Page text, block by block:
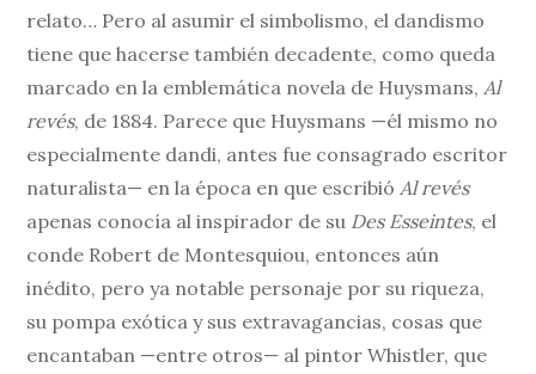
relato… Pero al asumir el simbolismo, el dandismo
tiene que hacerse también decadente, como queda
marcado en la emblemática novela de Huysmans, Al
revés, de 1884. Parece que Huysmans —él mismo no
especialmente dandi, antes fue consagrado escritor
naturalista— en la época en que escribió Al revés
apenas conocía al inspirador de su Des Esseintes, el
conde Robert de Montesquiou, entonces aún
inédito, pero ya notable personaje por su riqueza,
su pompa exótica y sus extravagancias, cosas que
encantaban —entre otros— al pintor Whistler, que